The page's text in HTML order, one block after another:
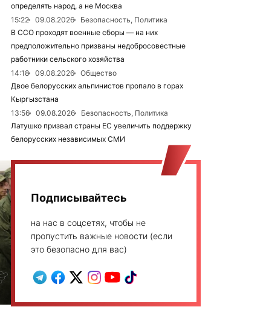
определять народ, а не Москва
15:22
09.08.2026
Безопасность, Политика
В ССО проходят военные сборы — на них
предположительно призваны недобросовестные
работники сельского хозяйства
14:18
09.08.2026
Общество
Двое белорусских альпинистов пропало в горах
Кыргызстана
13:56
09.08.2026
Безопасность, Политика
Латушко призвал страны ЕС увеличить поддержку
белорусских независимых СМИ
Подписывайтесь
на нас в соцсетях, чтобы не
пропустить важные новости (если
это безопасно для вас)